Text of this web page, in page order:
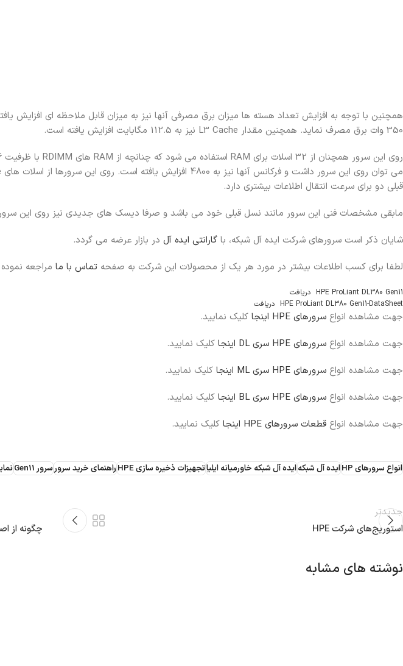
همچنین با توجه به افزایش تعداد هسته ها میزان برق مصرفی آنها نیز به میزان قابل ملاحظه ای افزایش
350 وات برق مصرف نماید. همچنین مقدار L3 Cache نیز به 112.5 مگابایت افزایش یافته است.
قبلی دو برای سرعت انتقال اطلاعات بیشتری دارد.
مابقی مشخصات فنی این سرور مانند نسل قبلی خود می باشد و صرفا دیسک های جدیدی نیز روی این
شایان ذکر است سرورهای شرکت ایده آل شبکه، با گارانتی ایده آل در بازار عرضه می گردد.
لطفا برای کسب اطلاعات بیشتر در مورد هر یک از محصولات این شرکت به صفحه تماس با ما مراجعه
HPE ProLiant DL380 Gen11 دریافت
HPE ProLiant DL380 Gen11-DataSheet دریافت
جهت مشاهده انواع سرورهای HPE اینجا
کلیک نمایید.
جهت مشاهده انواع سرورهای HPE سری DL اینجا
کلیک نمایید.
جهت مشاهده انواع سرورهای HPE سری ML اینجا
کلیک نمایید.
جهت مشاهده انواع سرورهای HPE سری BL اینجا
کلیک نمایید.
جهت مشاهده انواع قطعات سرورهای HPE اینجا کلیک نمایید.
انواع سرورهای HP ایده آل شبکهایده آل شبکه خاورمیانه ایلیاتجهیزات ذخیره سازی HPE راهنمای خرید سرورسرور Gen11
جدیدتر
استوریج‌های شرکت HPE
چگونه از
نوشته های مشابه